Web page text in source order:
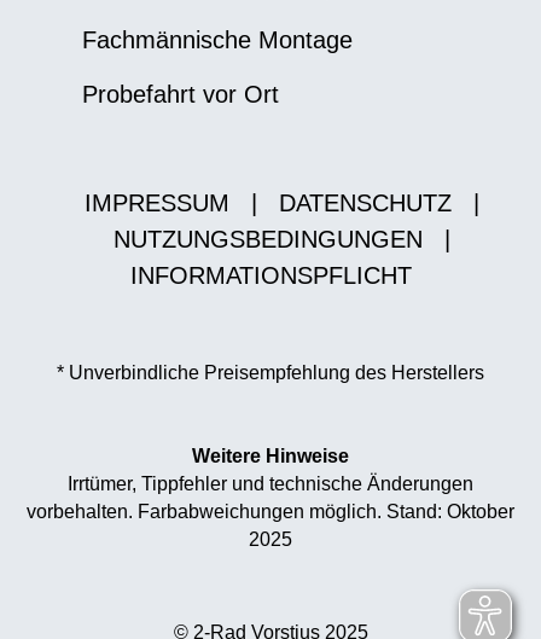
Fachmännische Montage
Probefahrt vor Ort
IMPRESSUM DATENSCHUTZ
NUTZUNGSBEDINGUNGEN
INFORMATIONSPFLICHT
* Unverbindliche Preisempfehlung des Herstellers
Weitere Hinweise
Irrtümer, Tippfehler und technische Änderungen
vorbehalten. Farbabweichungen möglich. Stand: Oktober
2025
© 2-Rad Vorstius 2025